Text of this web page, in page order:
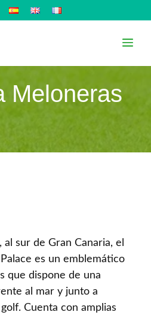
Meloneras
sur de Gran Canaria, el
es un emblemático
que dispone de una
al mar y junto a
Cuenta con amplias